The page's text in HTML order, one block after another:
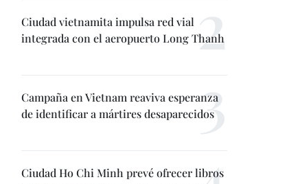
Ciudad vietnamita impulsa red vial
integrada con el aeropuerto Long Thanh
Campaña en Vietnam reaviva esperanza
de identificar a mártires desaparecidos
Ciudad Ho Chi Minh prevé ofrecer libros